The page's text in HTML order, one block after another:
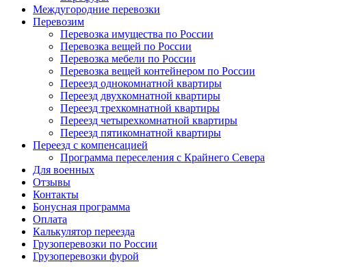
Междугородние перевозки
Перевозим
Перевозка имущества по России
Перевозка вещей по России
Перевозка мебели по России
Перевозка вещей контейнером по России
Переезд однокомнатной квартиры
Переезд двухкомнатной квартиры
Переезд трехкомнатной квартиры
Переезд четырехкомнатной квартиры
Переезд пятикомнатной квартиры
Переезд с компенсацией
Программа переселения с Крайнего Севера
Для военных
Отзывы
Контакты
Бонусная программа
Оплата
Калькулятор переезда
Грузоперевозки по России
Грузоперевозки фурой